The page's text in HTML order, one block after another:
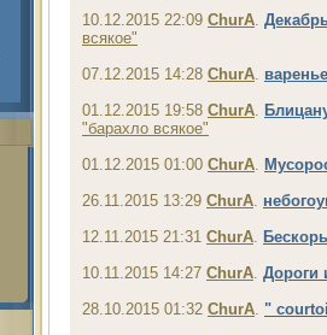
10.12.2015 22:09 ChurA.
всякое"
07.12.2015 14:28 ChurA. варенье
01.12.2015 19:58 ChurA.
"барахло всякое"
01.12.2015 01:00 ChurA.
26.11.2015 13:29 ChurA.
12.11.2015 21:31 ChurA.
10.11.2015 14:27 ChurA. Дороги
28.10.2015 01:32 ChurA. "